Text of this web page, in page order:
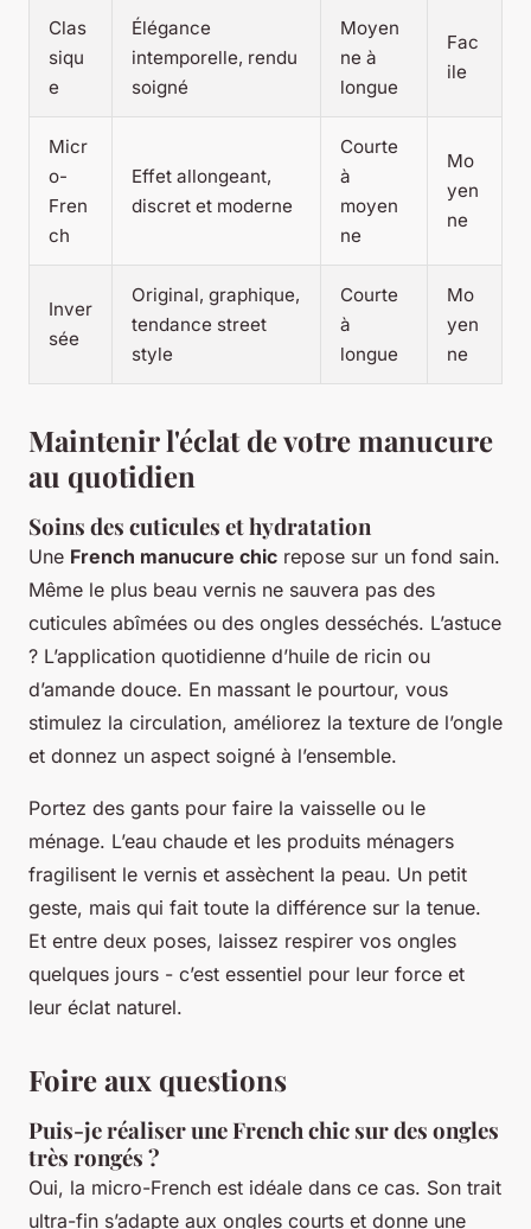
Clas
siqu
e
Élégance
intemporelle, rendu
soigné
Moyen
ne à
longue
Fac
ile
Micr
o-
Fren
ch
Effet allongeant,
discret et moderne
Courte
à
moyen
ne
Mo
yen
ne
Inver
sée
Original, graphique,
tendance street
style
Courte
à
longue
Mo
yen
ne
Maintenir l'éclat de votre manucure
au quotidien
Soins des cuticules et hydratation
Une French manucure chic repose sur un fond sain.
Même le plus beau vernis ne sauvera pas des
cuticules abîmées ou des ongles desséchés. L’astuce
? L’application quotidienne d’huile de ricin ou
d’amande douce. En massant le pourtour, vous
stimulez la circulation, améliorez la texture de l’ongle
et donnez un aspect soigné à l’ensemble.
Portez des gants pour faire la vaisselle ou le
ménage. L’eau chaude et les produits ménagers
fragilisent le vernis et assèchent la peau. Un petit
geste, mais qui fait toute la différence sur la tenue.
Et entre deux poses, laissez respirer vos ongles
quelques jours - c’est essentiel pour leur force et
leur éclat naturel.
Foire aux questions
Puis-je réaliser une French chic sur des ongles
très rongés ?
Oui, la micro-French est idéale dans ce cas. Son trait
ultra-fin s’adapte aux ongles courts et donne une